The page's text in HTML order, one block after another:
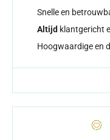
Snelle en
Altijd klantgericht
Hoogwaardige en